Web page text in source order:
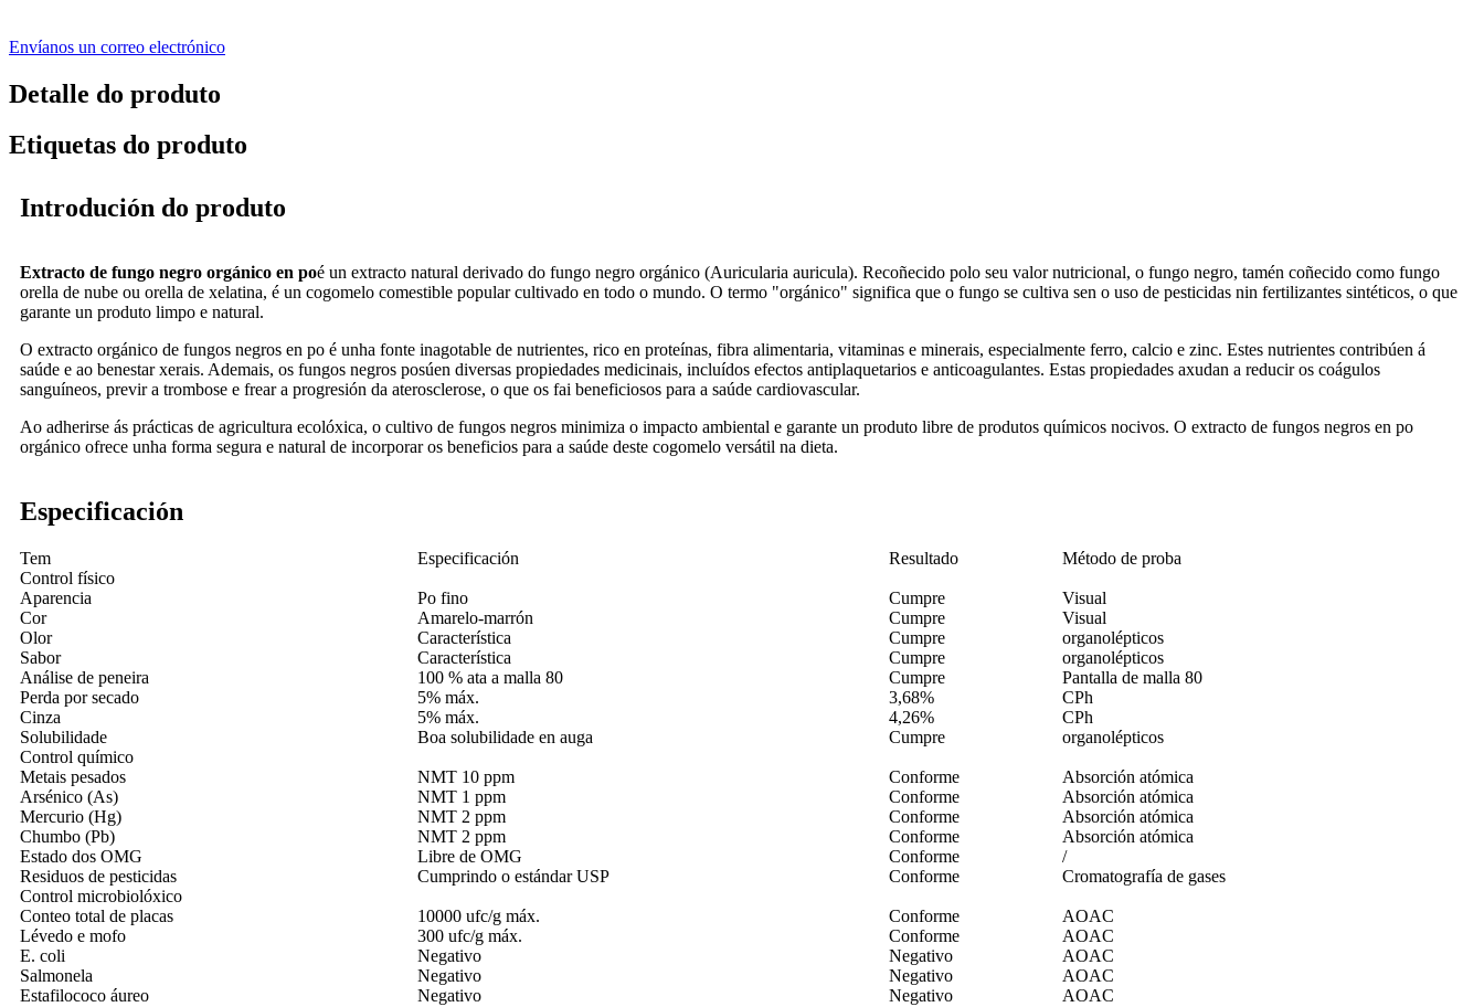
Envíanos un correo electrónico
Detalle do produto
Etiquetas do produto
Introdución do produto
Extracto de fungo negro orgánico en poé un extracto natural derivado do fungo negro orgánico (Auricularia auricula). Recoñecido polo seu valor nutricional, o fungo negro, tamén coñecido como fungo
orella de nube ou orella de xelatina, é un cogomelo comestible popular cultivado en todo o mundo. O termo "orgánico" significa que o fungo se cultiva sen o uso de pesticidas nin fertilizantes sintéticos, o que
garante un produto limpo e natural.
O extracto orgánico de fungos negros en po é unha fonte inagotable de nutrientes, rico en proteínas, fibra alimentaria, vitaminas e minerais, especialmente ferro, calcio e zinc. Estes nutrientes contribúen á
saúde e ao benestar xerais. Ademais, os fungos negros posúen diversas propiedades medicinais, incluídos efectos antiplaquetarios e anticoagulantes. Estas propiedades axudan a reducir os coágulos
sanguíneos, previr a trombose e frear a progresión da aterosclerose, o que os fai beneficiosos para a saúde cardiovascular.
Ao adherirse ás prácticas de agricultura ecolóxica, o cultivo de fungos negros minimiza o impacto ambiental e garante un produto libre de produtos químicos nocivos. O extracto de fungos negros en po
orgánico ofrece unha forma segura e natural de incorporar os beneficios para a saúde deste cogomelo versátil na dieta.
Especificación
Tem Especificación Resultado
Método de proba
Control físico
Aparencia
Po fino Cumpre
Visual
Cor
Amarelo-marrón Cumpre
Visual
Olor
Característica Cumpre
organolépticos
Sabor
Característica Cumpre
organolépticos
Análise de peneira
100 % ata a malla 80 Cumpre
Pantalla de malla 80
Perda por secado
5% máx. 3,68%
CPh
Cinza
5% máx. 4,26%
CPh
Solubilidade
Boa solubilidade en auga Cumpre
organolépticos
Control químico
Metais pesados
NMT 10 ppm Conforme
Absorción atómica
Arsénico (As)
NMT 1 ppm Conforme
Absorción atómica
Mercurio (Hg)
NMT 2 ppm Conforme
Absorción atómica
Chumbo (Pb)
NMT 2 ppm Conforme
Absorción atómica
Estado dos OMG
Libre de OMG Conforme
/
Residuos de pesticidas
Cumprindo o estándar USP Conforme
Cromatografía de gases
Control microbiolóxico
Conteo total de placas
10000 ufc/g máx. Conforme
AOAC
Lévedo e mofo
300 ufc/g máx. Conforme
AOAC
E. coli
Negativo Negativo
AOAC
Salmonela
Negativo Negativo
AOAC
Estafilococo áureo
Negativo Negativo AOAC